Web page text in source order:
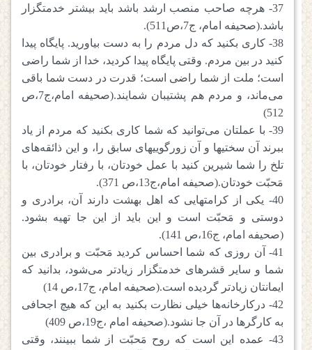
37- هرچه صاحب منصب ارشد باشد باید بیشتر خدمتگزار
باشد.(صحیفه امام، ج7،ص511).
38- کاری بکنید که دل مردم را به دست بیاورید. پایگاه پیدا
کنید در بین مردم. وقتی پایگاه پیدا کردید، خدا از شما راضی
است؛ ملت از شما راضی است؛ قدرت در دست شما باقی
می‌ماند، و مردم هم پشتیبان شمایند.(صحیفه امام،ج7،ص
512)
39- با عملتان می‌توانید که شما کاری بکنید که مردم از یاد
ببرند آن سختیها و آن زورگوییهای سابق را، و این ذائقه‌های
تلخ را شما شیرین کنید با عمل خودتان، با رفتار خودتان، با
مَحبّت خودتان.(صحیفه امام،ج13،ص 371).
40- یکی از کرامتهایی که اهل بهشت دارند آن، برادری و
دوستی و مَحبّت است و این باید از این جا تهیه بشود.
(صحیفه امام، ج16،ص 141).
41- آن روزی که شما احساس کردید مَحبّت و برادری بین
شما و سایر قشرهای خدمتگزار زیادتر می‌شود، بدانید که
ایمانتان زیادتر گردیده است.(صحیفه امام، ج17،ص 14)
42- درکارخانه‌ها خیلی نظارت بکنید به این که هیچ اجحافی
به کارگرها در آن جا نشود.(صحیفه امام ،ج19،ص 409)
43- عمده این است که روح مَحبّت از شما ببینند، وقتی